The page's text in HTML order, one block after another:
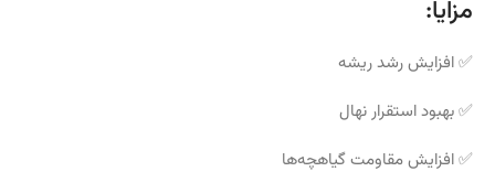
مزایا:
✅ افزایش رشد ریشه
✅ بهبود استقرار نهال
✅ افزایش مقاومت گیاهچه‌ها